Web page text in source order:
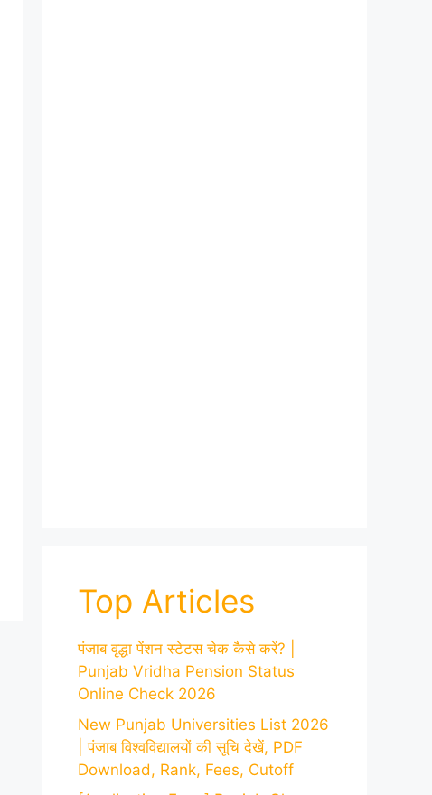
Top Articles
पंजाब वृद्धा पेंशन स्टेटस चेक कैसे करें? |
Punjab Vridha Pension Status
Online Check 2026
New Punjab Universities List 2026
| पंजाब विश्वविद्यालयों की सूचि देखें, PDF
Download, Rank, Fees, Cutoff